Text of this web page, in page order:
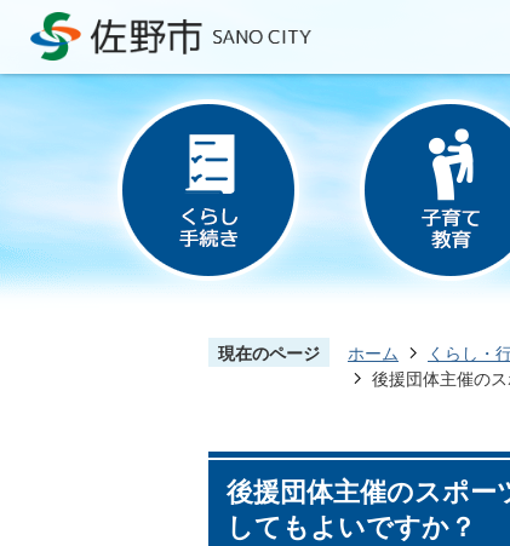
現在のページ ホーム くらし・
後援団体主催の
後援団体主催のスポー
してもよいですか？